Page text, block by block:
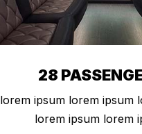
28
lorem ipsum lorem ipsum
lorem ipsum lorem